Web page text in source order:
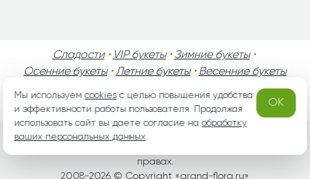
Сладости• VIP букеты• Зимние букеты•
Осенние букеты•Летние букеты• Весенние букеты
•
День Мужчин•Праздники!
правах.
2008-2026 © Copyright «grand-flora.ru»
Мы используемcookiesс целью повышения удобства
и эффективности работы пользователя. Продолжая
использовать сайт вы даете согласие наобработку
ваших персональных данных.
OK